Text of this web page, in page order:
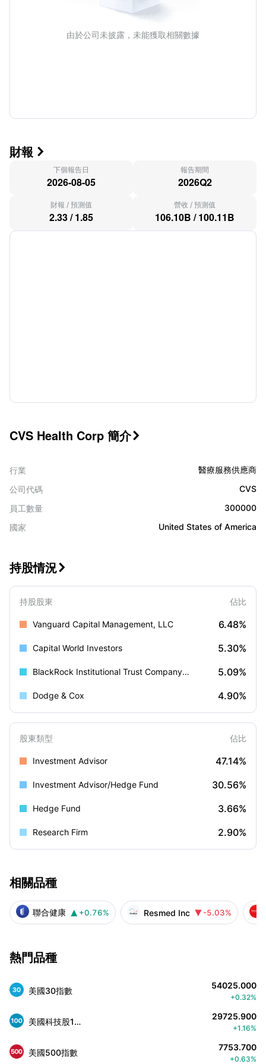
由於公司未披露，未能獲取相關數據
財報 
下個報告日
2026-08-05
報告期間
2026Q2
財報 / 預測值
2.33/ 1.85
營收 / 預測值
106.10B / 100.11B
CVS Health Corp 簡介
行業
醫療服務供應商
公司代碼
CVS
員工數量
300000
國家
United States of America
持股情況
持股股東 佔比
Vanguard Capital Management, LLC 6.48%
Capital World Investors 5.30%
BlackRock Institutional Trust Company, N.A. 5.09%
Dodge & Cox 4.90%
股東類型 佔比
Investment Advisor 47.14%
Investment Advisor/Hedge Fund 30.56%
Hedge Fund 3.66%
Research Firm 2.90%
相關品種
聯合健康  +0.76% Resmed Inc  -5.03%
熱門品種
美國30指數 54025.000
+0.32%
美國科技股100指數 29725.900
+1.16%
美國500指數 7753.700
+0.63%